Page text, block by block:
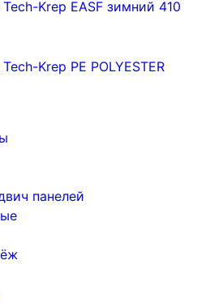
Krep EASF зимний 410
Krep PE POLYESTER
панелей